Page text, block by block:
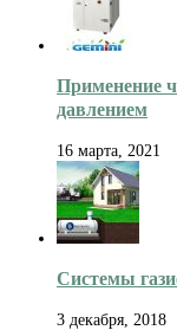
Применение
давлением
16 марта, 2021
Системы
3 декабря, 2018